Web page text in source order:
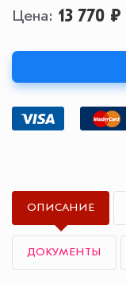
Цена 13 770 ₽
ОПИСАНИЕ
ДОКУМЕНТЫ